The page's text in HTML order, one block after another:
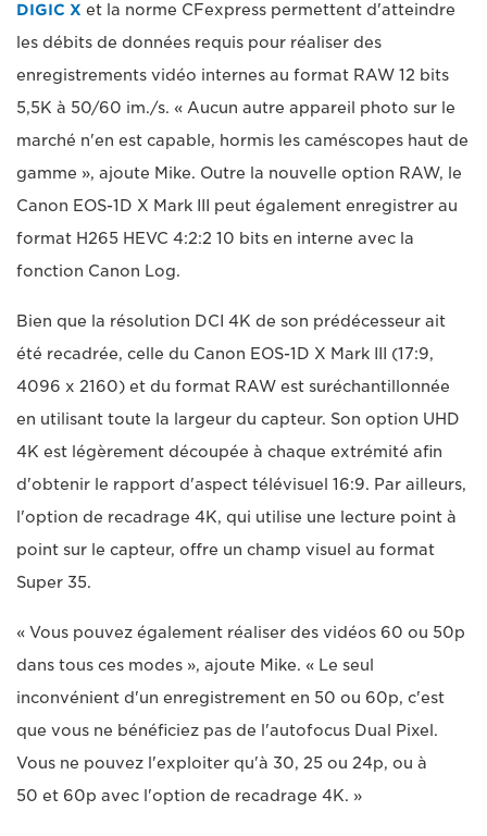
DIGIC X et la norme CFexpress permettent d'atteindre
les débits de données requis pour réaliser des
enregistrements vidéo internes au format RAW 12 bits
5,5K à 50/60 im./s. « Aucun autre appareil photo sur le
marché n'en est capable, hormis les caméscopes haut de
gamme », ajoute Mike. Outre la nouvelle option RAW, le
Canon EOS-1D X Mark III peut également enregistrer au
format H265 HEVC 4:2:2 10 bits en interne avec la
fonction Canon Log.
Bien que la résolution DCI 4K de son prédécesseur ait
été recadrée, celle du Canon EOS-1D X Mark III (17:9,
4096 x 2160) et du format RAW est suréchantillonnée
en utilisant toute la largeur du capteur. Son option UHD
4K est légèrement découpée à chaque extrémité afin
d'obtenir le rapport d'aspect télévisuel 16:9. Par ailleurs,
l'option de recadrage 4K, qui utilise une lecture point à
point sur le capteur, offre un champ visuel au format
Super 35.
« Vous pouvez également réaliser des vidéos 60 ou 50p
dans tous ces modes », ajoute Mike. « Le seul
inconvénient d'un enregistrement en 50 ou 60p, c'est
que vous ne bénéficiez pas de l'autofocus Dual Pixel.
Vous ne pouvez l'exploiter qu'à 30, 25 ou 24p, ou à
50 et 60p avec l'option de recadrage 4K. »